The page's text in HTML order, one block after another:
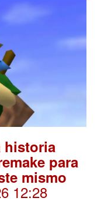
historia
para
mismo
12:28